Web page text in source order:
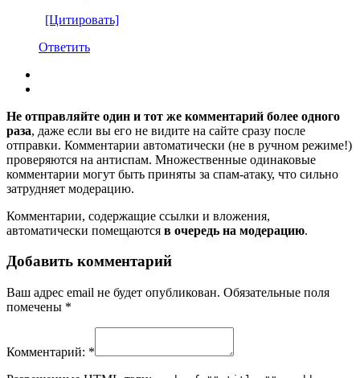
[Цитировать]
Ответить
Не отправляйте один и тот же комментарий более одного
раза, даже если вы его не видите на сайте сразу после
отправки. Комментарии автоматически (не в ручном режиме!)
проверяются на антиспам. Множественные одинаковые
комментарии могут быть приняты за спам-атаку, что сильно
затрудняет модерацию.
Комментарии, содержащие ссылки и вложения,
автоматически помещаются в очередь на модерацию.
Добавить комментарий
Ваш адрес email не будет опубликован. Обязательные поля
помечены *
Комментарий: *